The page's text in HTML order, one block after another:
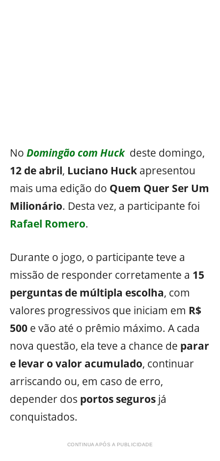
No Domingão com Huckdeste domingo,
12 de abril, Luciano Huck apresentou
mais uma edição do Quem Quer Ser Um
Milionário. Desta vez, a participante foi
Rafael Romero.
Durante o jogo, o participante teve a
missão de responder corretamente a 15
perguntas de múltipla escolha, com
valores progressivos que iniciam em R$
500 e vão até o prêmio máximo. A cada
nova questão, ela teve a chance de parar
e levar o valor acumulado, continuar
arriscando ou, em caso de erro,
depender dos portos seguros já
conquistados.
CONTINUA APÓS A PUBLICIDADE